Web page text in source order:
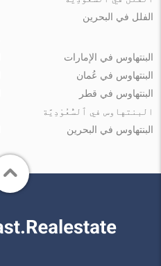
الفلل في البحرين
البنتهاوس في الإمارات
البنتهاوس في عُمان
البنتهاوس في قطر
البنتهاوس في ٱلسُّعُوْدِيَّة
البنتهاوس في البحرين